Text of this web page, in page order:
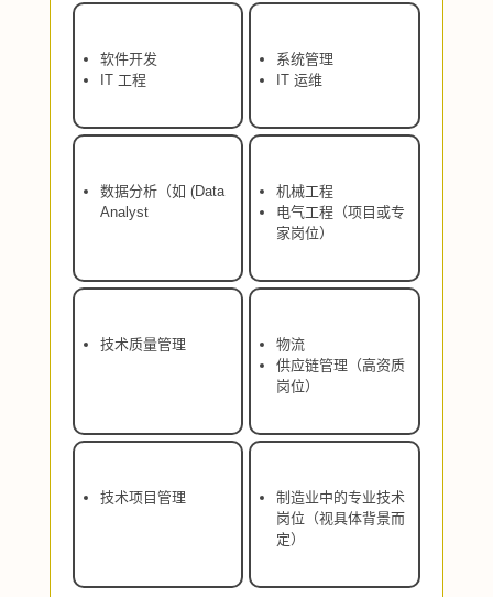
软件开发
IT 工程
系统管理
IT 运维
数据分析（如 (Data
Analyst
机械工程
电气工程（项目或专
家岗位）
技术质量管理
物流
供应链管理（高资质
岗位）
技术项目管理
制造业中的专业技术
岗位（视具体背景而
定）